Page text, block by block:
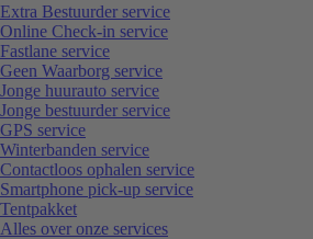
Extra Bestuurder service
Online Check-in service
Fastlane service
Geen Waarborg service
Jonge huurauto service
Jonge bestuurder service
GPS service
Winterbanden service
Contactloos ophalen service
Smartphone pick-up service
Tentpakket
Alles over onze services